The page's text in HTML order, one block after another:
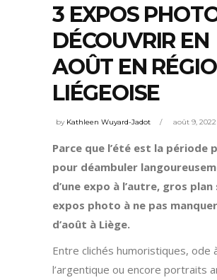
3 EXPOS
DÉCOUVRIR EN
AOÛT EN
LIÉGEOISE
by Kathleen Wuyard-Jadot août 9, 2022
Parce que l’été est la période
pour déambuler
d’une expo à l’autre, gros
expos photo à ne pas
d’août à Liège.
Entre clichés humoristiques, ode
l’argentique ou encore portraits